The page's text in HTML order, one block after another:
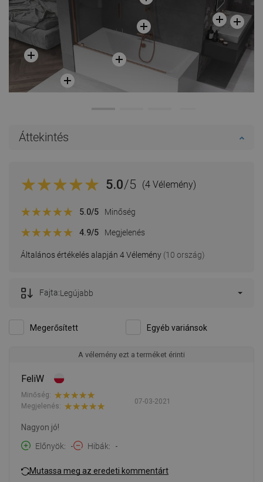
Áttekintés
5.0/5 (4 Vélemény)
Általános értékelés alapján 4 Vélemény (10 ország)
5.0/5 Minőség
4.9/5 Megjelenés
Megerősített Egyéb variánsok
Fajta:Legújabb
A vélemény ezt a terméket érinti
FeliW
07-03-2021
Minőség:
Megjelenés:
Nagyon jó!
Előnyök
- Hibák -
Mutassa meg az eredeti kommentárt